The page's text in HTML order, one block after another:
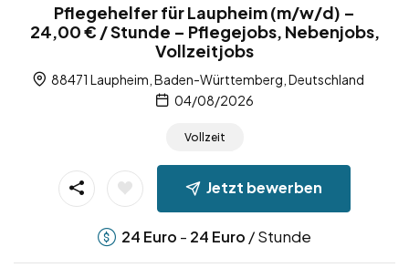
Pflegehelfer für Laupheim (m/w/d) –
24,00 € / Stunde – Pflegejobs, Nebenjobs,
Vollzeitjobs
88471 Laupheim, Baden-Württemberg, Deutschland
04/08/2026
Vollzeit
Jetzt bewerben
24 Euro - 24 Euro / Stunde